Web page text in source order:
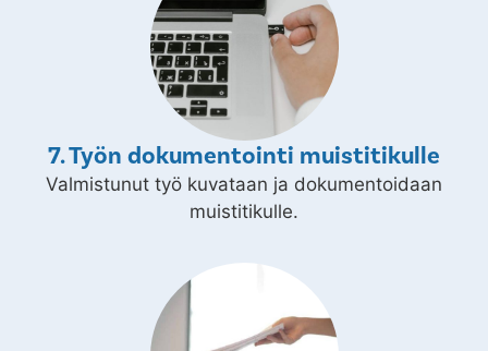
7. Työn dokumentointi muistitikulle
Valmistunut työ kuvataan ja dokumentoidaan
muistitikulle.